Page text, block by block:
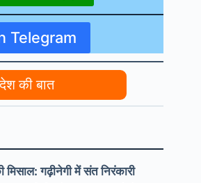
Telegram
की बात
मिसाल: गढ़ीनेगी में संत निरंकारी